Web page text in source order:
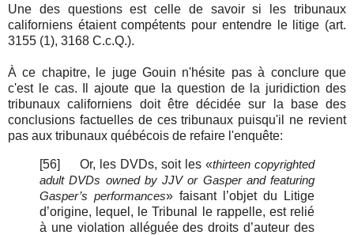
Une des questions est celle de savoir si les tribunaux
californiens étaient compétents pour entendre le litige (art.
3155 (1), 3168 C.c.Q.).
À ce chapitre, le juge Gouin n'hésite pas à conclure que
c'est le cas. Il ajoute que la question de la juridiction des
tribunaux californiens doit être décidée sur la base des
conclusions factuelles de ces tribunaux puisqu'il ne revient
pas aux tribunaux québécois de refaire l'enquête:
[56] Or, les DVDs, soit les «thirteen copyrighted
adult DVDs owned by JJV or Gasper and featuring
Gasper’s performances» faisant l’objet du Litige
d’origine, lequel, le Tribunal le rappelle, est relié
à une violation alléguée des droits d’auteur des